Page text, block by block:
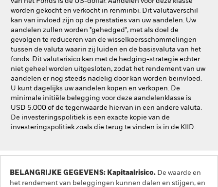
worden gekocht en verkocht in renminbi. Dit valutaverschil
kan van invloed zijn op de prestaties van uw aandelen. Uw
aandelen zullen worden "gehedged", met als doel de
gevolgen te reduceren van de wisselkoersschommelingen
tussen de valuta waarin zij luiden en de basisvaluta van het
fonds. Dit valutarisico kan met de hedging-strategie echter
niet geheel worden uitgesloten, zodat het rendement van uw
aandelen er nog steeds nadelig door kan worden beïnvloed.
U kunt dagelijks uw aandelen kopen en verkopen. De
minimale initiële belegging voor deze aandelenklasse is
USD 5.000 of de tegenwaarde hiervan in een andere valuta.
De investeringspolitiek is een exacte kopie van de
investeringspolitiek zoals die terug te vinden is in de KIID.
BELANGRIJKE GEGEVENS: Kapitaalrisico. De waarde en
het rendement van beleggingen kunnen dalen en stijgen, en